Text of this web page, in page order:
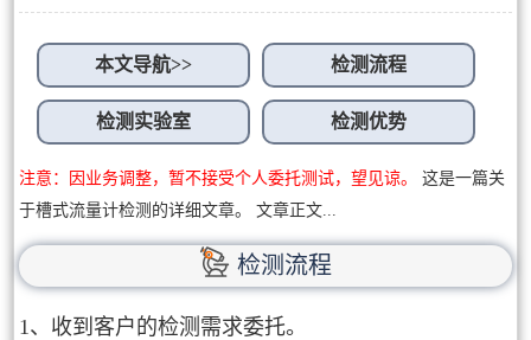
本文导航>> 检测流程
检测实验室 检测优势
注意：因业务调整，暂不接受个人委托测试，望见谅。
这是一篇关
于槽式流量计检测的详细文章。 文章正文...
检测流程
1、收到客户的检测需求委托。